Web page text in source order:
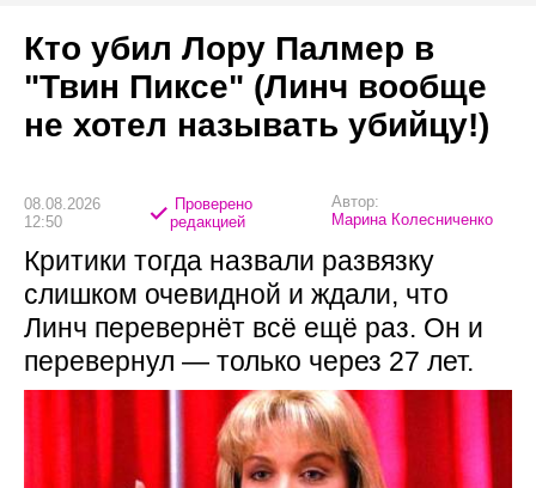
Кто убил Лору Палмер в
"Твин Пиксе" (Линч вообще
не хотел называть убийцу!)
08.08.2026
12:50
Проверено
редакцией
Автор:
Марина Колесниченко
Критики тогда назвали развязку
слишком очевидной и ждали, что
Линч перевернёт всё ещё раз. Он и
перевернул — только через 27 лет.